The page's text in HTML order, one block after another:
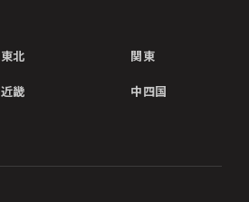
東北 関東
近畿 中四国